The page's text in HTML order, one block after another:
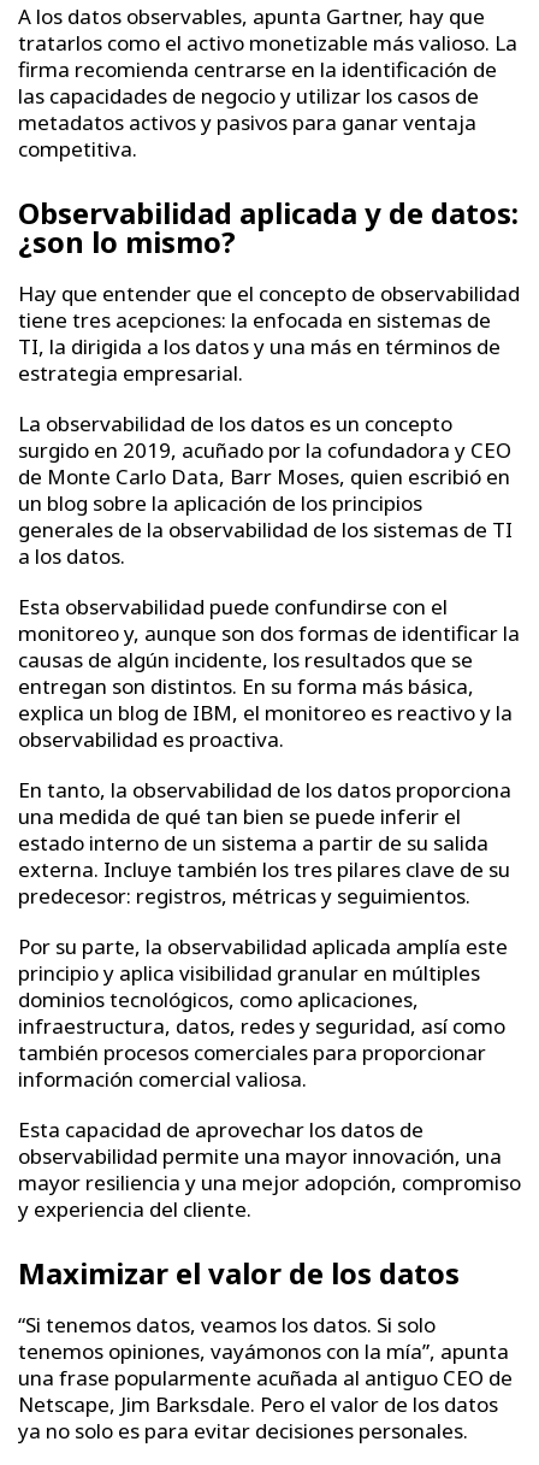
A los datos observables, apunta Gartner, hay que
tratarlos como el activo monetizable más valioso. La
firma recomienda centrarse en la identificación de
las capacidades de negocio y utilizar los casos de
metadatos activos y pasivos para ganar ventaja
competitiva.
Observabilidad aplicada y de datos:
¿son lo mismo?
Hay que entender que el concepto de observabilidad
tiene tres acepciones: la enfocada en sistemas de
TI, la dirigida a los datos y una más en términos de
estrategia empresarial.
La observabilidad de los datos es un concepto
surgido en 2019, acuñado por la cofundadora y CEO
de Monte Carlo Data, Barr Moses, quien escribió en
un blog sobre la aplicación de los principios
generales de la observabilidad de los sistemas de TI
a los datos.
Esta observabilidad puede confundirse con el
monitoreo y, aunque son dos formas de identificar la
causas de algún incidente, los resultados que se
entregan son distintos. En su forma más básica,
explica un blog de IBM, el monitoreo es reactivo y la
observabilidad es proactiva.
En tanto, la observabilidad de los datos proporciona
una medida de qué tan bien se puede inferir el
estado interno de un sistema a partir de su salida
externa. Incluye también los tres pilares clave de su
predecesor: registros, métricas y seguimientos.
Por su parte, la observabilidad aplicada amplía este
principio y aplica visibilidad granular en múltiples
dominios tecnológicos, como aplicaciones,
infraestructura, datos, redes y seguridad, así como
también procesos comerciales para proporcionar
información comercial valiosa.
Esta capacidad de aprovechar los datos de
observabilidad permite una mayor innovación, una
mayor resiliencia y una mejor adopción, compromiso
y experiencia del cliente.
Maximizar el valor de los datos
“Si tenemos datos, veamos los datos. Si solo
tenemos opiniones, vayámonos con la mía”, apunta
una frase popularmente acuñada al antiguo CEO de
Netscape, Jim Barksdale. Pero el valor de los datos
ya no solo es para evitar decisiones personales.